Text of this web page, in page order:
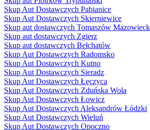
Skup Aut Dostawczych Pabianice
Skup Aut Dostawczych Skierniewice
Skup aut dostawczych Tomaszów
Skup aut dostawczych Zgierz
Skup aut dostawczych Bełchatów
Skup Aut Dostawczych Radomsko
Skup Aut Dostawczych Kutno
Skup Aut Dostawczych Sieradz
Skup Aut Dostawczych Łęczyca
Skup Aut Dostawczych Zduńska Wola
Skup Aut Dostawczych Łowicz
Skup Aut Dostawczych Aleksandrów Łódzki
Skup Aut Dostawczych Wieluń
Skup Aut Dostawczych Opoczno